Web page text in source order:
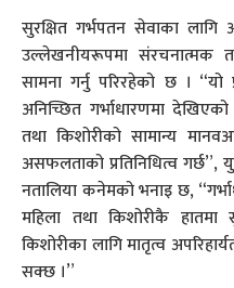
सुरक्षित गर्भपतन सेवाका
उल्लेखनीयरूपमा संरचनात्मक
सामना गर्नु परिरहेको छ ।
अनिच्छित गर्भाधारणमा
तथा किशोरीको सामान्य
असफलताको प्रतिनिधित्व गर्छ”,
नतालिया कनेमको भनाइ छ,
महिला तथा किशोरीकै हातमा
किशोरीका लागि मातृत्व
सक्छ ।”